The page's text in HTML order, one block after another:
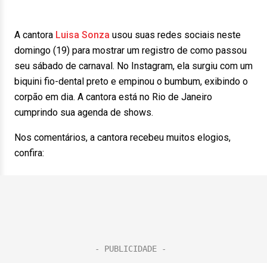
A cantora Luisa Sonza usou suas redes sociais neste
domingo (19) para mostrar um registro de como passou
seu sábado de carnaval. No Instagram, ela surgiu com um
biquini fio-dental preto e empinou o bumbum, exibindo o
corpão em dia. A cantora está no Rio de Janeiro
cumprindo sua agenda de shows.
Nos comentários, a cantora recebeu muitos elogios,
confira: